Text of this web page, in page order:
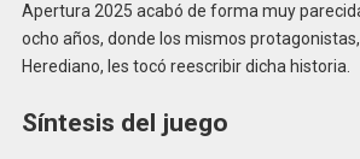
Apertura 2025 acabó de forma muy
ocho años, donde los mismos protagonistas,
Herediano, les tocó reescribir dicha historia.
Síntesis del juego